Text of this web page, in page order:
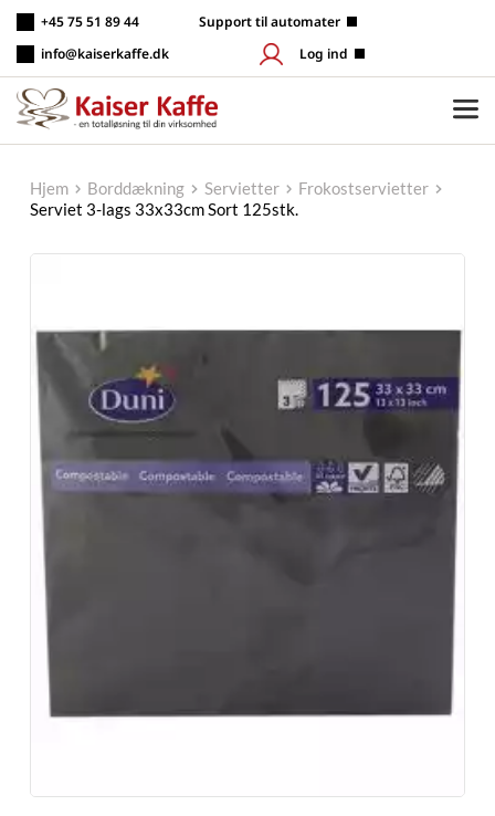
indhold
+45 75 51 89 44
info@kaiserkaffe.dk
Support til automater
Log ind
Hjem Borddækning Servietter
Frokostservietter
Serviet 3-lags 33x33cm Sort 125stk.